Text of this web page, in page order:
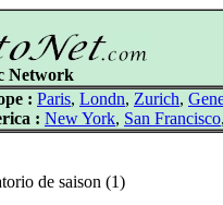
Network
: Paris, Londn, Zurich,
: New York, San Francisco,
de saison (1)